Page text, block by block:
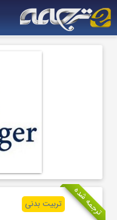
ترجمه شده تربیت بدنی